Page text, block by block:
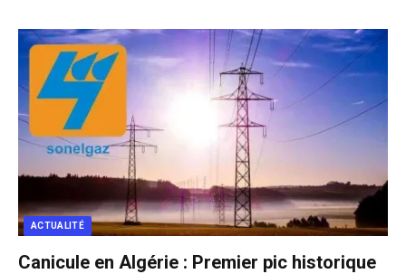
ACTUALITÉ
Canicule en Algérie : Premier pic historique